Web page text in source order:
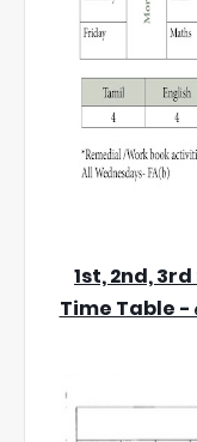
1st, 2nd,
Time Table -